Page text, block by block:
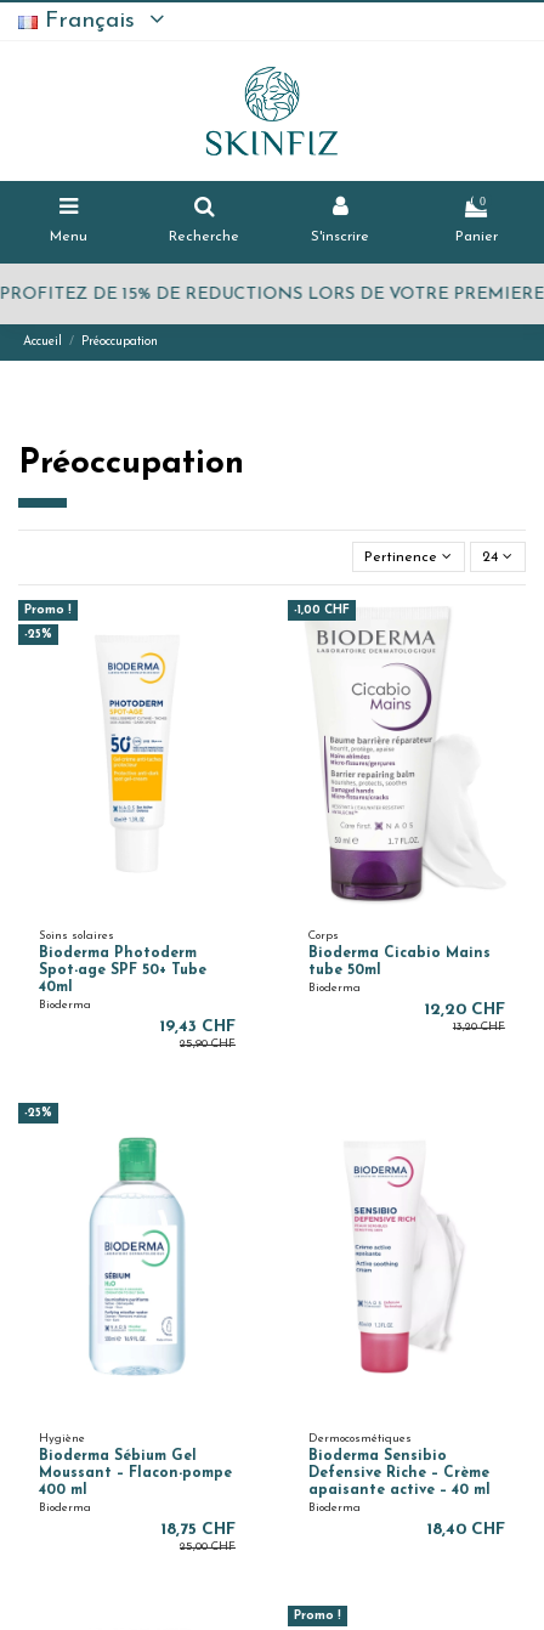
Français
Menu Recherche S'inscrire
0
Panier
DE 15% DE REDUCTIONS LORS DE VOTRE
Accueil Préoccupation
Préoccupation
Pertinence 24
Promo !
-25%
Soins solaires
Bioderma Photoderm
Spot-age SPF 50+ Tube
40ml
Bioderma
19,43 CHF
25,90 CHF
-1,00 CHF
Corps
Bioderma Cicabio Mains
tube 50ml
Bioderma
12,20 CHF
13,20 CHF
-25%
Hygiène
Bioderma Sébium Gel
Moussant – Flacon-pompe
400 ml
Bioderma
18,75 CHF
25,00 CHF
Dermocosmétiques
Bioderma Sensibio
Defensive Riche – Crème
apaisante active – 40 ml
Bioderma
18,40 CHF
Promo !